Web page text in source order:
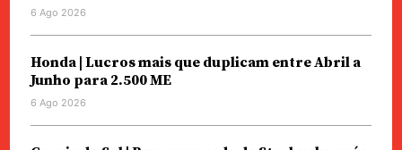
6 Ago 2026
Honda | Lucros mais que duplicam entre Abril a
Junho para 2.500 ME
6 Ago 2026